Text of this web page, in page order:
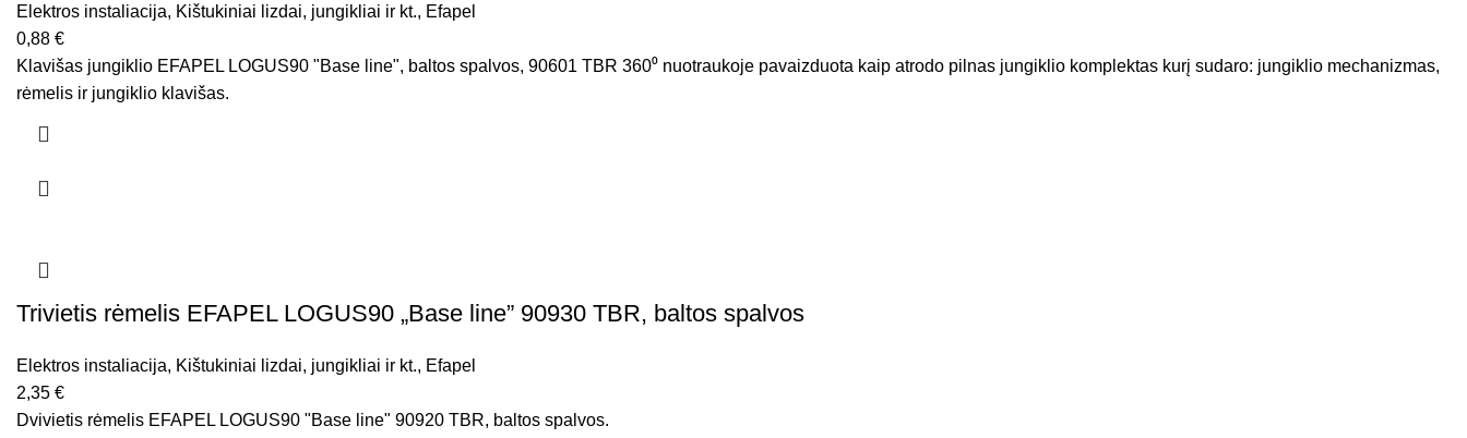
Elektros instaliacija, Kištukiniai lizdai, jungikliai ir kt., Efapel
0,88 €
Klavišas jungiklio EFAPEL LOGUS90 "Base line", baltos spalvos, 90601 TBR 360⁰ nuotraukoje pavaizduota kaip atrodo pilnas jungiklio komplektas kurį sudaro: jungiklio mechanizmas,
rėmelis ir jungiklio klavišas.
Trivietis rėmelis EFAPEL LOGUS90 „Base line” 90930 TBR, baltos spalvos
Elektros instaliacija, Kištukiniai lizdai, jungikliai ir kt., Efapel
2,35 €
Dvivietis rėmelis EFAPEL LOGUS90 "Base line" 90920 TBR, baltos spalvos.